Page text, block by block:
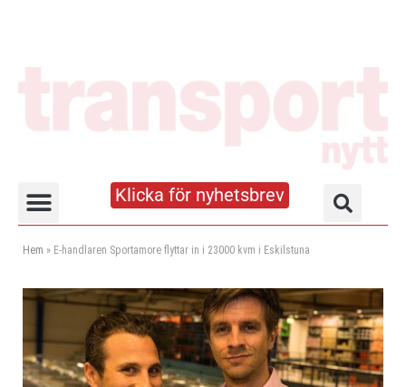
Klicka för nyhetsbrev
Hem » E-handlaren Sportamore flyttar in i 23000 kvm i Eskilstuna